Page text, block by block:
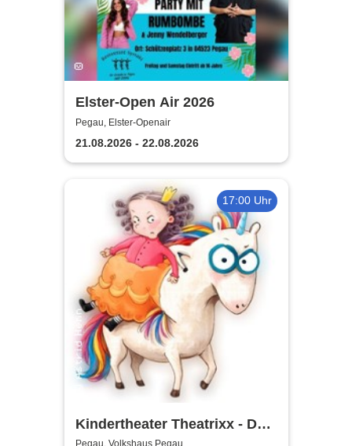
Elster-Open Air 2026
Pegau, Elster-Openair
21.08.2026 - 22.08.2026
17:00 Uhr
Kindertheater Theatrixx - Das